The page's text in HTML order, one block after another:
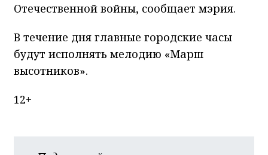
Отечественной войны, сообщает мэрия.
В течение дня главные городские часы
будут исполнять мелодию «Марш
высотников».
12+